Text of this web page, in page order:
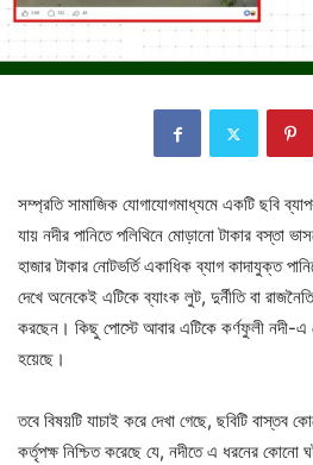
সম্প্রতি সামাজিক যোগাযোগমাধ্যমে একটি ছবি
যায় নদীর পানিতে পলিথিনে মোড়ানো টাকার
হাজার টাকার নোটভর্তি একাধিক ব্যাগ কাদাযুক্ত
দেখে অনেকেই এটিকে ব্যাংক লুট, দুর্নীতি বা
করছেন। কিছু পোস্টে আবার এটিকে কর্ণফুলী নদী-এ
হয়েছে।
তবে বিষয়টি যাচাই করে দেখা গেছে, ছবিটি বাস্তব
কর্তৃপক্ষ নিশ্চিত করেছে যে, নদীতে এ ধরনের কোনো